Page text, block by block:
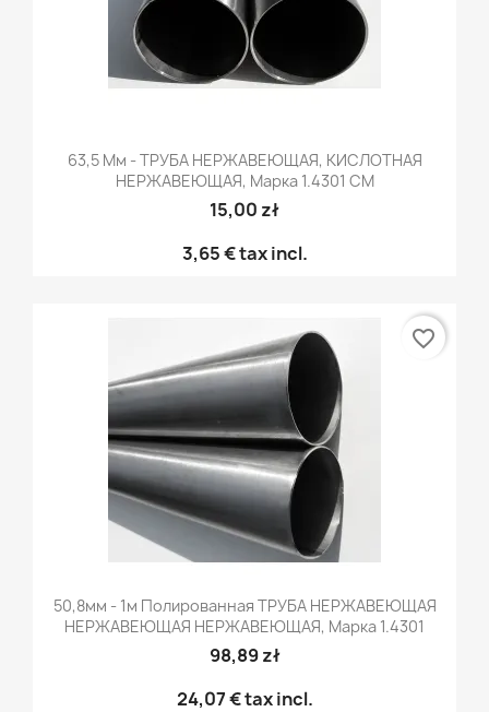
63,5 Мм - ТРУБА НЕРЖАВЕЮЩАЯ, КИСЛОТНАЯ
НЕРЖАВЕЮЩАЯ, Марка 1.4301 CM
15,00 zł
3,65 €tax incl.
50,8мм - 1м Полированная ТРУБА НЕРЖАВЕЮЩАЯ
НЕРЖАВЕЮЩАЯ НЕРЖАВЕЮЩАЯ, Марка 1.4301
98,89 zł
24,07 €tax incl.
favorite_border